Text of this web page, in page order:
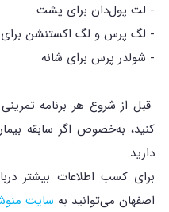
- لت پول‌دان برای پشت
- لگ پرس و لگ اکستنشن برای
- شولدر پرس برای شانه
قبل از شروع هر برنامه
کنید، به‌خصوص اگر سابقه
دارید.
برای کسب اطلاعات بیشتر
اصفهان می‌توانید به سایت